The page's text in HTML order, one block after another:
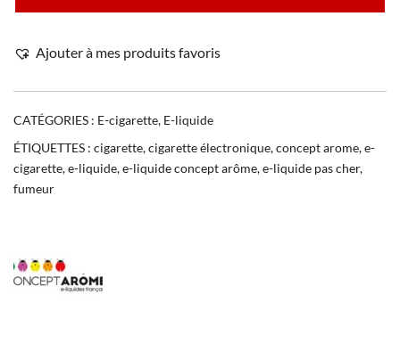
Ajouter à mes produits favoris
CATÉGORIES : E-cigarette, E-liquide
ÉTIQUETTES : cigarette,cigarette électronique,concept arome,e-
cigarette,e-liquide,e-liquide concept arôme,e-liquide pas cher,
fumeur